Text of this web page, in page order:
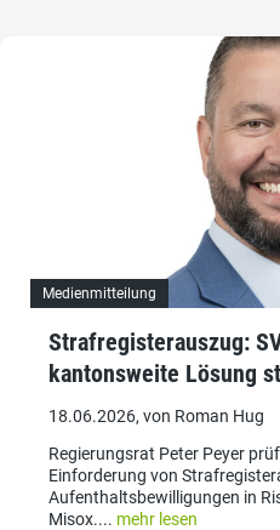
Medienmitteilung
Strafregisterauszug:
kantonsweite Lösung
18.06.2026, von Roman Hug
Regierungsrat Peter Peyer
Einforderung von
Aufenthaltsbewilligungen in
Misox.... mehr lesen